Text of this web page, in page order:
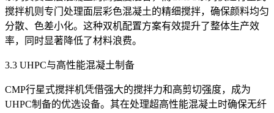
搅拌机则专门处理面层彩色混凝土的精细搅拌，确保颜料均匀
分散、色差小化。这种双机配置方案有效提升了整体生产效
率，同时显著降低了材料浪费。
3.3 UHPC与高性能混凝土制备
CMP行星式搅拌机凭借强大的搅拌力和高剪切强度，成为
UHPC制备的优选设备。其在处理超高性能混凝土时确保无纤